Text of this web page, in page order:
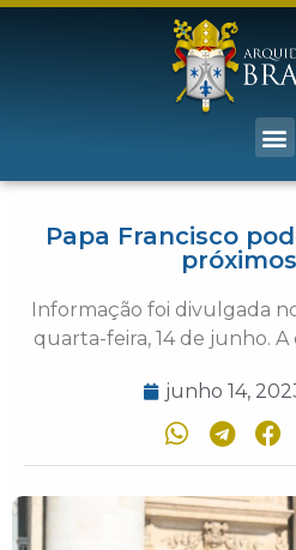
Papa Francisco
Informação foi divulgada
quarta-feira, 14 de junho. A
junho 14,